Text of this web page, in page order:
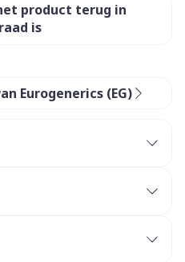
product terug in
is
Eurogenerics (EG)
tot ernstige manische